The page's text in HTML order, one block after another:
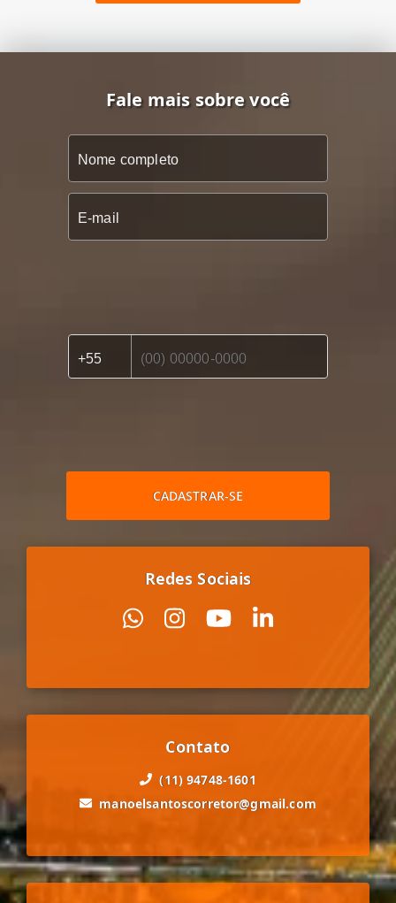
Fale mais sobre você
CADASTRAR-SE
Redes Sociais
Contato
(11) 94748-1601
manoelsantoscorretor@gmail.com